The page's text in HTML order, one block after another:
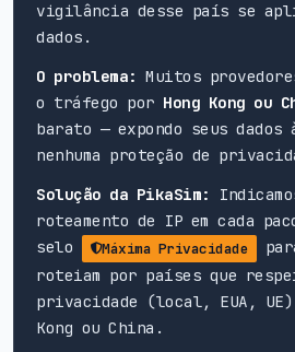
vigilância desse país se
dados.
O problema: Muitos
o tráfego por Hong Kong ou
barato — expondo seus
nenhuma proteção de
Solução da PikaSim:
roteamento de IP em cada
selo
Máxima Privacidade
roteiam por países que
privacidade (local, EUA, UE)
Kong ou China.